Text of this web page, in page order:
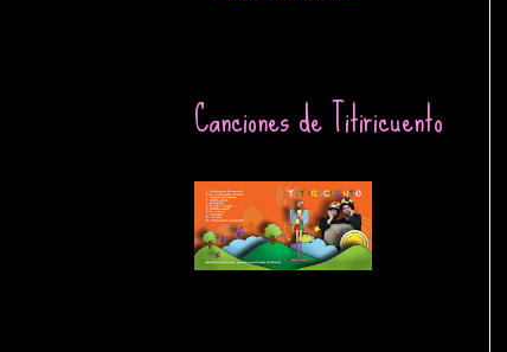
Canciones de Titiricuento